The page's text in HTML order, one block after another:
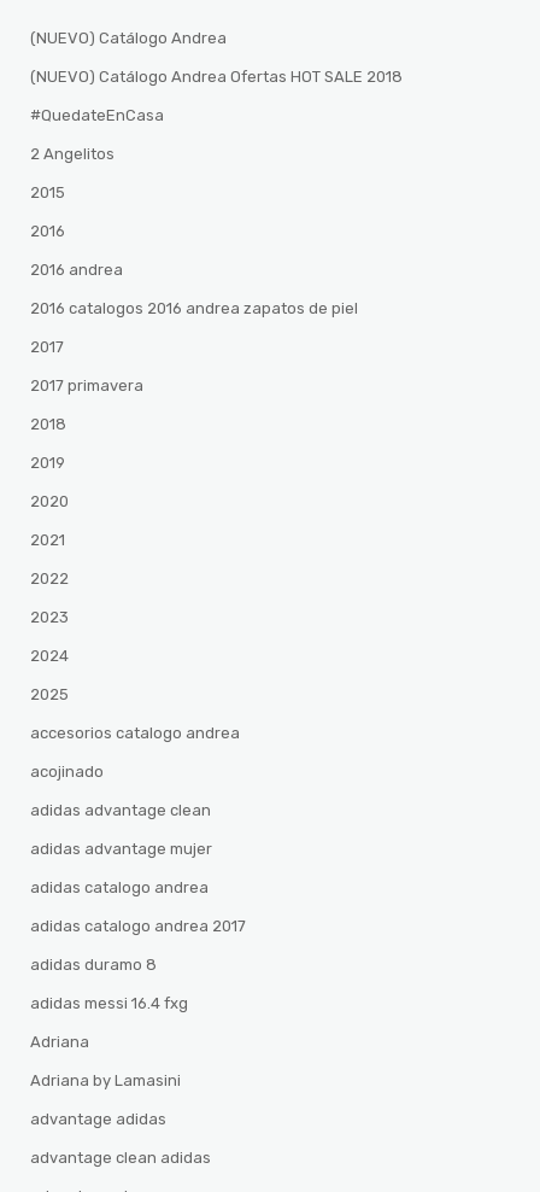
(NUEVO) Catálogo Andrea
(NUEVO) Catálogo Andrea Ofertas HOT SALE 2018
#QuedateEnCasa
2 Angelitos
2015
2016
2016 andrea
2016 catalogos 2016 andrea zapatos de piel
2017
2017 primavera
2018
2019
2020
2021
2022
2023
2024
2025
accesorios catalogo andrea
acojinado
adidas advantage clean
adidas advantage mujer
adidas catalogo andrea
adidas catalogo andrea 2017
adidas duramo 8
adidas messi 16.4 fxg
Adriana
Adriana by Lamasini
advantage adidas
advantage clean adidas